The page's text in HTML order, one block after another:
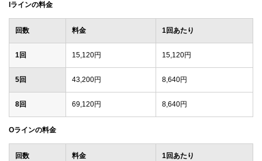
Iラインの料金
回数 料金 1回あたり
1回 15,120円 15,120円
5回 43,200円 8,640円
8回 69,120円 8,640円
Oラインの料金
回数 料金 1回あたり